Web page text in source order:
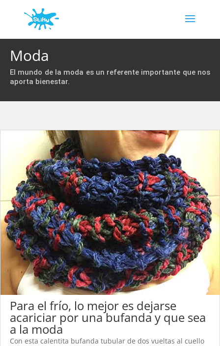
Moda
El mundo de la moda es un referente importante que nos
aporta bienestar.
Para el frío, lo mejor es dejarse
acariciar por una bufanda y que sea
a la moda
Con esta calentita bufanda tubular de dos vueltas al cuello